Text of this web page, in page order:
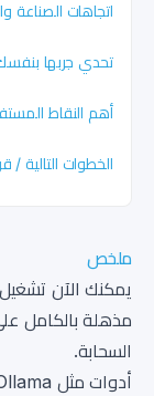
اتجاهات الصناعة
تحدي جربها
أهم النقاط
الخطوات التالية /
ملخص
مذهلة بالكامل
السحابة.